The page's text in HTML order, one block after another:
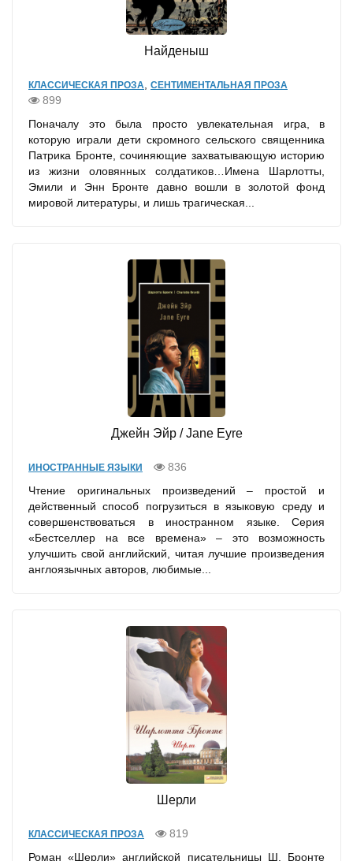
Найденыш
КЛАССИЧЕСКАЯ ПРОЗА СЕНТИМЕНТАЛЬНАЯ ПРОЗА
899
Поначалу это была просто увлекательная игра, в
которую играли дети скромного сельского священника
Патрика Бронте, сочиняющие захватывающую историю
из жизни оловянных солдатиков…Имена Шарлотты,
Эмили и Энн Бронте давно вошли в золотой фонд
мировой литературы, и лишь трагическая...
Джейн Эйр / Jane Eyre
ИНОСТРАННЫЕ ЯЗЫКИ
836
Чтение оригинальных произведений – простой и
действенный способ погрузиться в языковую среду и
совершенствоваться в иностранном языке. Серия
«Бестселлер на все времена» – это возможность
улучшить свой английский, читая лучшие произведения
англоязычных авторов, любимые...
Шерли
КЛАССИЧЕСКАЯ ПРОЗА
819
Роман «Шерли» английской писательницы Ш. Бронте